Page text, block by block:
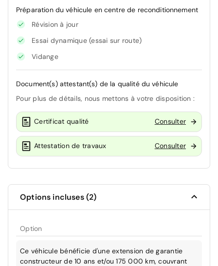
Préparation du véhicule en centre de reconditionnement
Révision à jour
Essai dynamique (essai sur route)
Vidange
Document(s) attestant(s) de la qualité du véhicule
Pour plus de détails, nous mettons à votre disposition :
Certificat qualité Consulter
Attestation de travaux Consulter
Options incluses (2)
Option
Ce véhicule bénéficie d'une extension de garantie
constructeur de 10 ans et/ou 175 000 km, couvrant